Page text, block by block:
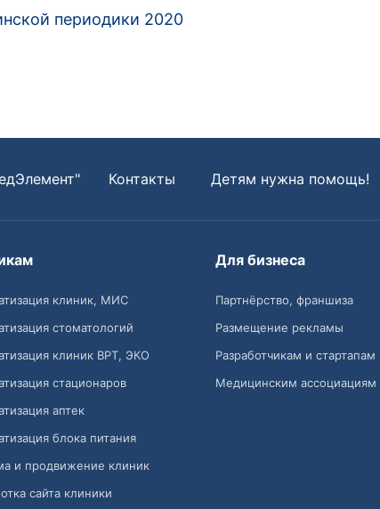
периодики 2020
Контакты Детям нужна помощь!
клиник, МИС
стоматологий
клиник ВРТ, ЭКО
стационаров
аптек
блока питания
и продвижение клиник
сайта клиники
Для бизнеса
Партнёрство, франшиза
Размещение рекламы
Разработчикам и стартапам
Медицинским ассоциациям